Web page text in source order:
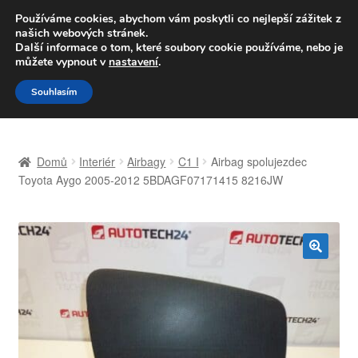
DOPRAVA od 139,-Kč
Volejte po-pá 9-16 704 494 494
Přeskočit
na
navigaci
Přejít
k
obsahu
Celosvětová doprava
Můj účet
Domů Interiér Airbagy C1 I
Airbag spolujezdec
Toyota Aygo 2005-2012 5BDAGF07171415 8216JW
Používáme cookies, abychom vám poskytli co nejlepší zážitek z
našich webových stránek.
Další informace o tom, které soubory cookie používáme, nebo je
můžete vypnout v nastavení.
Souhlasím